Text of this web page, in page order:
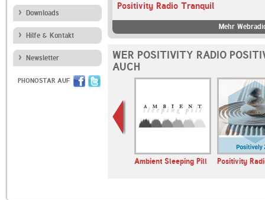
Downloads
Hilfe & Kontakt
Newsletter
PHONOSTAR AUF
Positivity Radio Tranquil
Mehr
WER POSITIVITY RADIO
AUCH
Ambient Sleeping Pill Positivity